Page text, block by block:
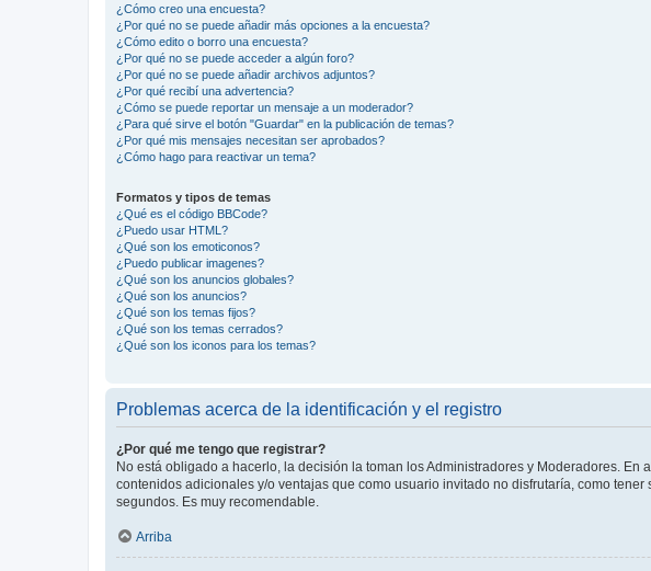
¿Cómo creo una encuesta?
¿Por qué no se puede añadir más opciones a la encuesta?
¿Cómo edito o borro una encuesta?
¿Por qué no se puede acceder a algún foro?
¿Por qué no se puede añadir archivos adjuntos?
¿Por qué recibí una advertencia?
¿Cómo se puede reportar un mensaje a un moderador?
¿Para qué sirve el botón "Guardar" en la publicación de temas?
¿Por qué mis mensajes necesitan ser aprobados?
¿Cómo hago para reactivar un tema?
Formatos y tipos de temas
¿Qué es el código BBCode?
¿Puedo usar HTML?
¿Qué son los emoticonos?
¿Puedo publicar imagenes?
¿Qué son los anuncios globales?
¿Qué son los anuncios?
¿Qué son los temas fijos?
¿Qué son los temas cerrados?
¿Qué son los iconos para los temas?
Problemas acerca de la identificación y el registro
¿Por qué me tengo que registrar?
No está obligado a hacerlo, la decisión la toman los Administradores y Moderadores.
contenidos adicionales y/o ventajas que como usuario invitado no disfrutaría, como
segundos. Es muy recomendable.
Arriba